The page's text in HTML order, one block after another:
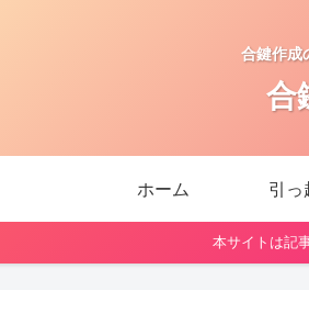
合鍵作成
合
ホーム 引っ
本サイトは記